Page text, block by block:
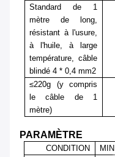
Standard de 1
mètre de long,
résistant à l'usure,
à l'huile, à large
température, câble
blindé 4 * 0,4 mm2
≤220g (y compris
le câble de 1
mètre)
PARAMÈTRE
CONDITION MIN